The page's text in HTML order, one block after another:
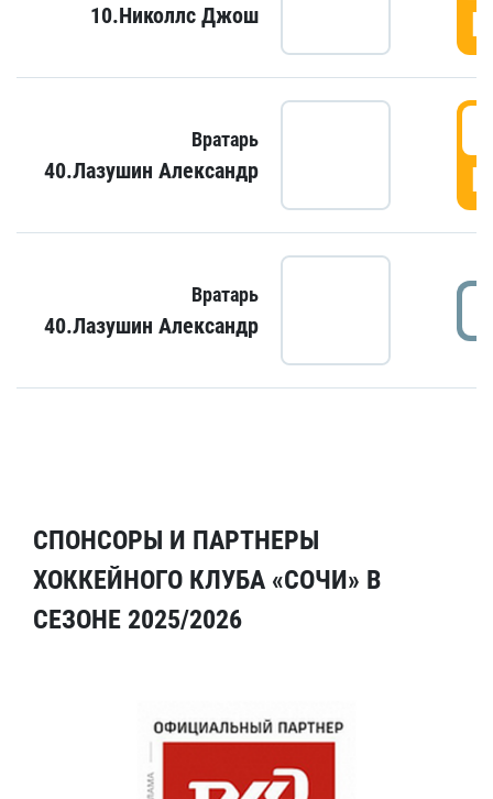
10.Николлс Джош
Вратарь
40.Лазушин Александр
Вратарь
40.Лазушин Александр
СПОНСОРЫ И ПАРТНЕРЫ
ХОККЕЙНОГО КЛУБА «СОЧИ» В
СЕЗОНЕ 2025/2026